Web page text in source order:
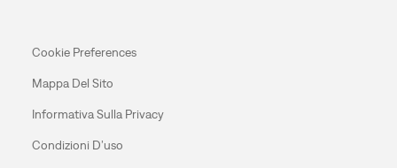
Cookie Preferences
Mappa Del Sito
Informativa Sulla Privacy
Condizioni D’uso